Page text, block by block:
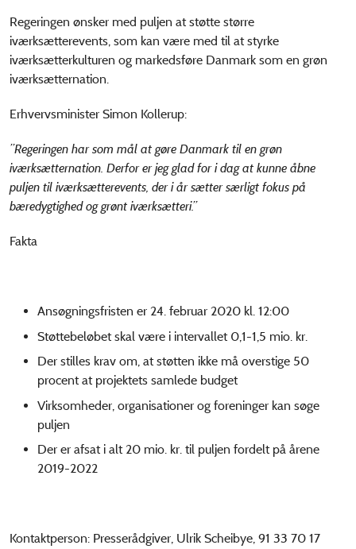
Regeringen ønsker med puljen at støtte større
iværksætterevents, som kan være med til at styrke
iværksætterkulturen og markedsføre Danmark som en grøn
iværksætternation.
Erhvervsminister Simon Kollerup:
”Regeringen har som mål at gøre Danmark til en grøn
iværksætternation. Derfor er jeg glad for i dag at kunne åbne
puljen til iværksætterevents, der i år sætter særligt fokus på
bæredygtighed og grønt iværksætteri.”
Fakta
Ansøgningsfristen er 24. februar 2020 kl. 12:00
Støttebeløbet skal være i intervallet 0,1-1,5 mio. kr.
Der stilles krav om, at støtten ikke må overstige 50
procent at projektets samlede budget
Virksomheder, organisationer og foreninger kan søge
puljen
Der er afsat i alt 20 mio. kr. til puljen fordelt på årene
2019-2022
Kontaktperson: Presserådgiver, Ulrik Scheibye, 91 33 70 17